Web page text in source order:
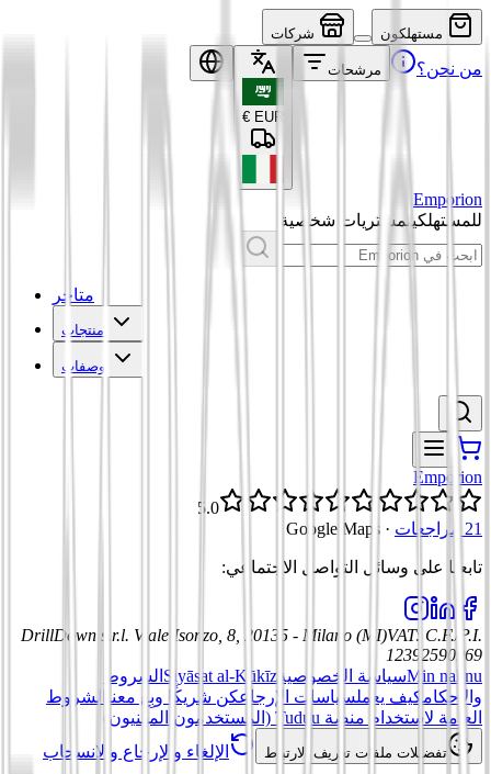
مستهلكون شركات
من نحن؟ مرشحات
EUR
€
Emporion
للمستهلكينمشتريات شخصية
متاجر
منتجات
وصفات
Emporion
5.0
21 مراجعات
·
Google Maps
تابعنا على وسائل التواصل الاجتماعي:
DrillDown s.r.l. Viale Isonzo, 8, 20135 - Milano (MI)VAT: C.F./P.I.
12392590969
Min nahnuسياسة الخصوصية Siyāsat al-Kūkīz الشروط
والأحكامكيف يعملسياسات الإرجاعكن شريكًا وبِع معنا
الشروط
العامة لاستخدام منصة Tuduu (المستخدمون المهنيون)
تفضيلات ملفات تعريف الارتباط الإلغاء والإرجاع والانسحاب